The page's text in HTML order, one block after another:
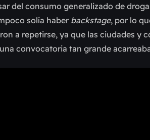
del consumo generalizado de
solía haber backstage, por lo
a repetirse, ya que las ciudades y
convocatoria tan grande